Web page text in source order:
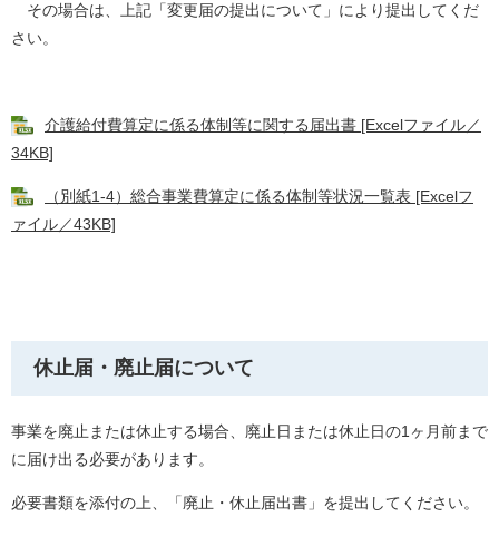
その場合は、上記「変更届の提出について」により提出してくだ
さい。
介護給付費算定に係る体制等に関する届出書 [Excelファイル／
34KB]
（別紙1-4）総合事業費算定に係る体制等状況一覧表 [Excelフ
ァイル／43KB]
休止届・廃止届について
事業を廃止または休止する場合、廃止日または休止日の1ヶ月前まで
に届け出る必要があります。
必要書類を添付の上、「廃止・休止届出書」を提出してください。